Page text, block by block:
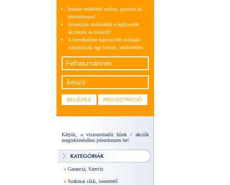
Intézze rendelésit online, gyorsan és
kényelmesen!
Értesüljön elsőkézből a legfrissebb
akciókról és hírekről!
A termékekhez kapcsolódó műszaki
információk egy helyen, letölthetően
Kérjük, a viszonteladói hírek / akciók
megtekintéséhez jelentkezzen be!
Garancia, Szerviz
Szakmai cikk, ismertető